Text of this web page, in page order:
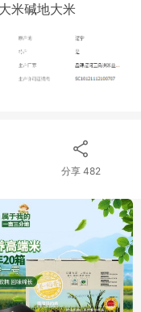
米碱地大米
分享 482